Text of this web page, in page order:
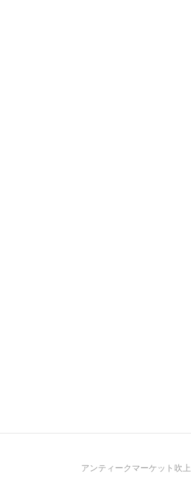
アンティークマーケット吹上